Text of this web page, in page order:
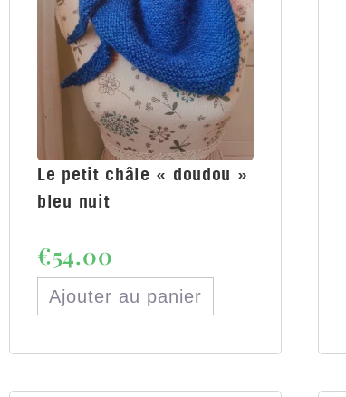
Le petit châle « doudou »
bleu nuit
€54.00
Ajouter au panier